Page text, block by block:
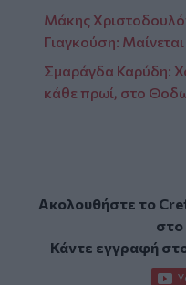
Μάκης
Γιαγκούση:
Σμαράγδα Καρύδη:
κάθε πρωί, στο
Ακολουθήστε το
στο
Κάντε εγγραφή